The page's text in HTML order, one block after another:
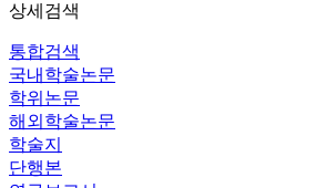
상세검색
통합검색
국내학술논문
학위논문
해외학술논문
학술지
단행본